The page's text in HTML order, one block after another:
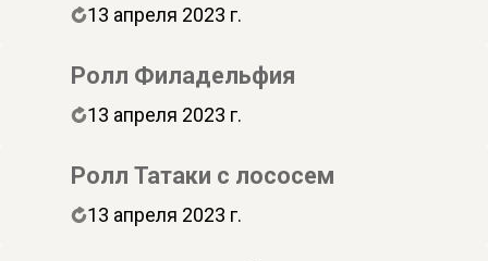
13 апреля 2023 г.
Ролл Филадельфия
13 апреля 2023 г.
Ролл Татаки с лососем
13 апреля 2023 г.